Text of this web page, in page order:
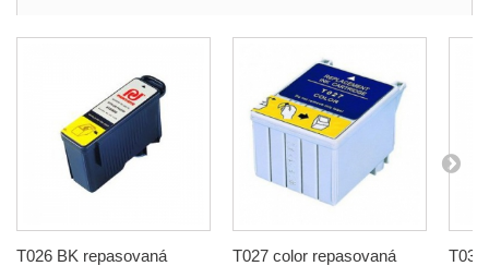
T026 BK repasovaná T027 color repasovaná